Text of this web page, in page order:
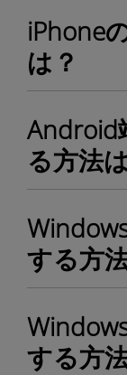
iPhone
は？
Android
る方法
する方
する方